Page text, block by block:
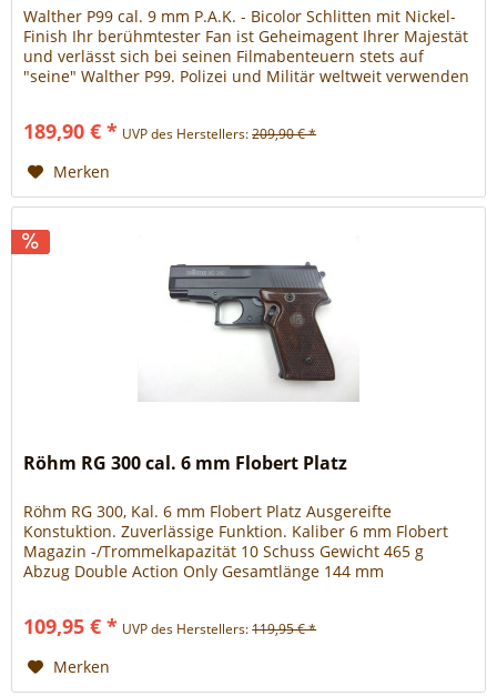
Walther P99 cal. 9 mm P.A.K. - Bicolor Schlitten mit Nickel-
Finish Ihr berühmtester Fan ist Geheimagent Ihrer Majestät
und verlässt sich bei seinen Filmabenteuern stets auf
"seine" Walther P99. Polizei und Militär weltweit verwenden
über ein robustes...
189,90 € * UVP des Herstellers:209,90 € *
Merken
Röhm RG 300 cal. 6 mm Flobert Platz
Röhm RG 300, Kal. 6 mm Flobert Platz Ausgereifte
Konstuktion. Zuverlässige Funktion. Kaliber 6 mm Flobert
Magazin -/Trommelkapazität 10 Schuss Gewicht 465 g
Abzug Double Action Only Gesamtlänge 144 mm
109,95 € * UVP des Herstellers:119,95 € *
Merken